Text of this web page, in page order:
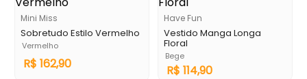
Mini Miss
Sobretudo Estilo Vermelho
Vermelho
R$ 162,90
Have Fun
Vestido Manga Longa
Floral
Bege
R$ 114,90